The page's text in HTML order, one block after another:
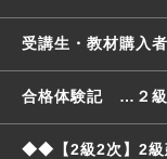
受講生・教材購入
合格体験記 …２
◆◆【2級2次】2級